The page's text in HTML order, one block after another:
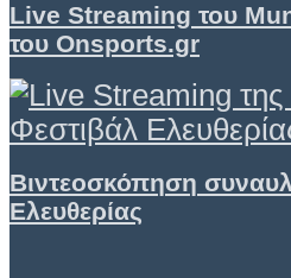
Live Streaming του
του Onsports.gr
Βιντεοσκόπηση
Ελευθερίας